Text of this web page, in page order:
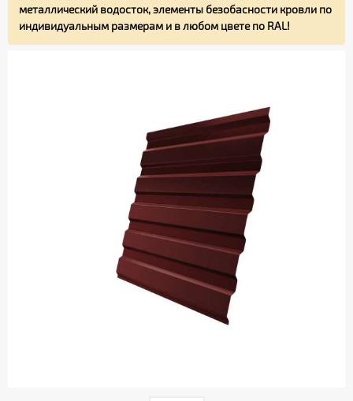
металлический водосток, элементы безобасности кровли по
индивидуальным размерам и в любом цвете по RAL!